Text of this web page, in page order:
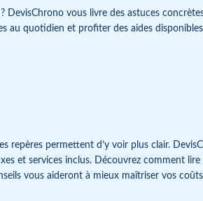
vous livre des astuces
au quotidien et profiter des aides
repères permettent d’y voir plus clair.
et services inclus. Découvrez comment
vous aideront à mieux maîtriser vos